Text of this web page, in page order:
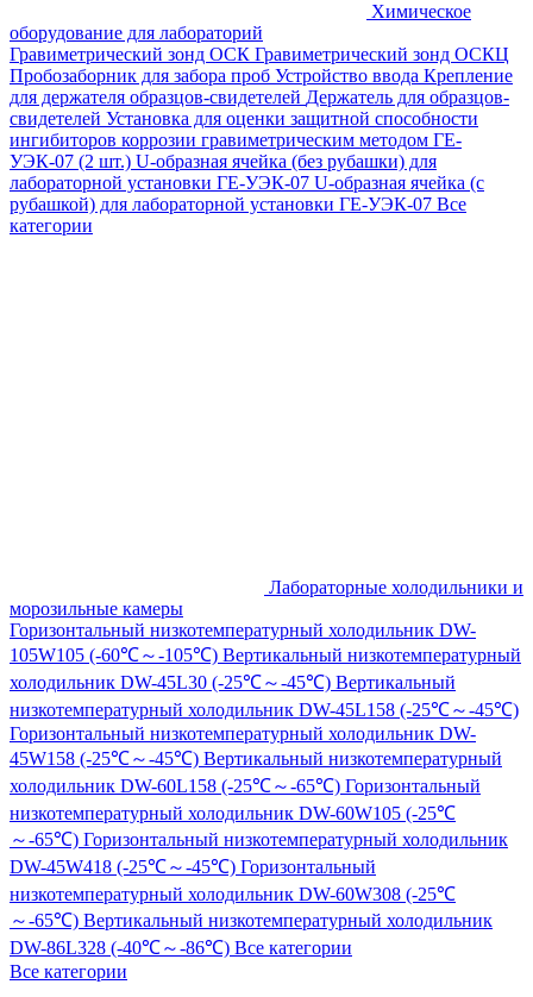
Химическое
оборудование для лабораторий
Гравиметрический зонд ОСК Гравиметрический зонд ОСКЦ
Пробозаборник для забора проб Устройство ввода Крепление
для держателя образцов-свидетелей Держатель для образцов-
свидетелей Установка для оценки защитной способности
ингибиторов коррозии гравиметрическим методом ГЕ-
УЭК-07 (2 шт.) U-образная ячейка (без рубашки) для
лабораторной установки ГЕ-УЭК-07 U-образная ячейка (с
рубашкой) для лабораторной установки ГЕ-УЭК-07 Все
категории
Лабораторные холодильники и
морозильные камеры
Горизонтальный низкотемпературный холодильник DW-
105W105 (-60℃～-105℃) Вертикальный низкотемпературный
холодильник DW-45L30 (-25℃～-45℃) Вертикальный
низкотемпературный холодильник DW-45L158 (-25℃～-45℃)
Горизонтальный низкотемпературный холодильник DW-
45W158 (-25℃～-45℃) Вертикальный низкотемпературный
холодильник DW-60L158 (-25℃～-65℃) Горизонтальный
низкотемпературный холодильник DW-60W105 (-25℃
～-65℃) Горизонтальный низкотемпературный холодильник
DW-45W418 (-25℃～-45℃) Горизонтальный
низкотемпературный холодильник DW-60W308 (-25℃
～-65℃) Вертикальный низкотемпературный холодильник
DW-86L328 (-40℃～-86℃) Все категории
Все категории